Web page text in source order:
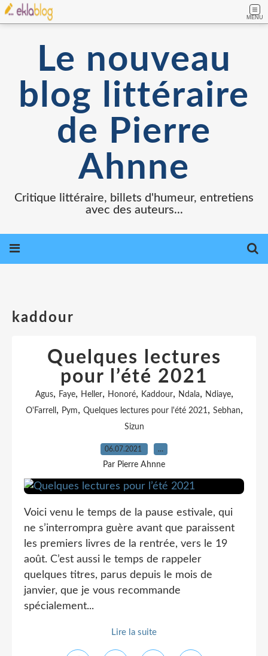
MENU
Le nouveau
blog littéraire
de Pierre
Ahnne
Critique littéraire, billets d'humeur, entretiens
avec des auteurs...
kaddour
Quelques lectures
pour l’été 2021
Agus, Faye, Heller, Honoré, Kaddour, Ndala, Ndiaye,
O'Farrell , Pym, Quelques lectures pour l'été 2021, Sebhan,
Sizun
06.07.2021 …
Par Pierre Ahnne
Voici venu le temps de la pause estivale, qui
ne s’interrompra guère avant que paraissent
les premiers livres de la rentrée, vers le 19
août. C’est aussi le temps de rappeler
quelques titres, parus depuis le mois de
janvier, que je vous recommande
spécialement...
Lire la suite